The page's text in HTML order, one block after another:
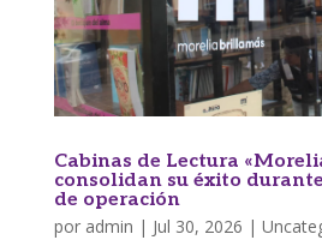
Cabinas de Lectura
consolidan su éxito
de operación
por admin | Jul 30, 2026 |